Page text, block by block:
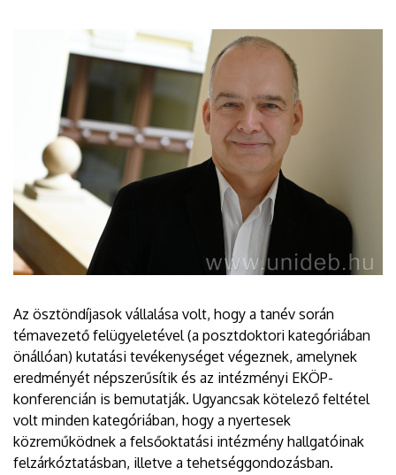
Az ösztöndíjasok vállalása volt, hogy a tanév során
témavezető felügyeletével (a posztdoktori kategóriában
önállóan) kutatási tevékenységet végeznek, amelynek
eredményét népszerűsítik és az intézményi EKÖP-
konferencián is bemutatják. Ugyancsak kötelező feltétel
volt minden kategóriában, hogy a nyertesek
közreműködnek a felsőoktatási intézmény hallgatóinak
felzárkóztatásban, illetve a tehetséggondozásban.